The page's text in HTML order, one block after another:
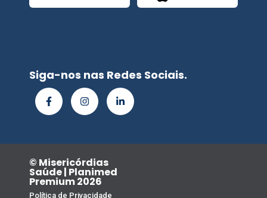
Siga-nos nas Redes Sociais.
© Misericórdias
Saúde | Planimed
Premium 2026
Política de Privacidade